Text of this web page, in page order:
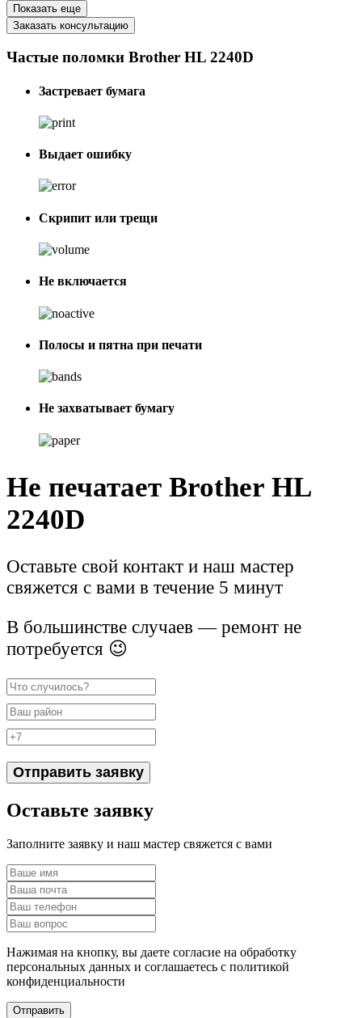
Показать еще
Заказать консультацию
Частые поломки Brother HL 2240D
Застревает бумага
Выдает ошибку
Скрипит или трещи
Не включается
Полосы и пятна при печати
Не захватывает бумагу
Не печатает Brother HL
2240D
Оставьте свой контакт и наш мастер
свяжется с вами в течение 5 минут
В большинстве случаев — ремонт не
потребуется 😉
Отправить заявку
Оставьте заявку
Заполните заявку и наш мастер свяжется с вами
Нажимая на кнопку, вы даете согласие на обработку
персональных данных и соглашаетесь c политикой
конфиденциальности
Отправить